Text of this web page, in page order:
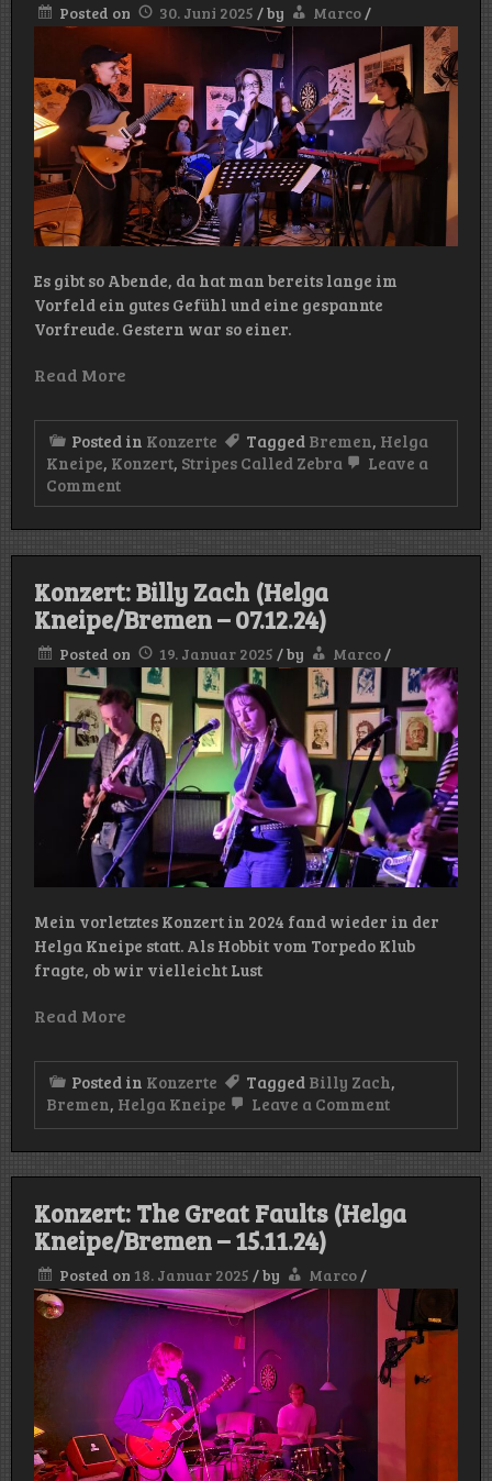
Posted on 30. Juni 2025 /by Marco/
Es gibt so Abende, da hat man bereits lange im
Vorfeld ein gutes Gefühl und eine gespannte
Vorfreude. Gestern war so einer.
Read More
Posted in Konzerte Tagged Bremen, Helga
Kneipe, Konzert, Stripes Called Zebra
Leave a
Commenton
Konzert:
Zebra
(Helga
Kneipe/Bremen
–
22.02.25)
Konzert: Billy Zach (Helga
Kneipe/Bremen – 07.12.24)
Posted on 19. Januar 2025 /by Marco /
Mein vorletztes Konzert in 2024 fand wieder in der
Helga Kneipe statt. Als Hobbit vom Torpedo Klub
fragte, ob wir vielleicht Lust
Read More
Posted in Konzerte Tagged Billy Zach,
Bremen, Helga Kneipe Leave a Commenton
Zach
(Helga
–
07.12.24)
Konzert: The Great Faults (Helga
Kneipe/Bremen – 15.11.24)
Posted on 18. Januar 2025 /by Marco/